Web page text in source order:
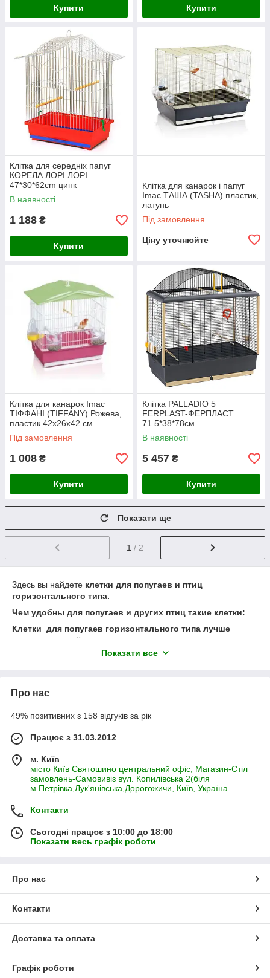
Купити Купити
Клітка для середніх папуг
КОРЕЛА ЛОРІ ЛОРІ.
47*30*62cm цинк
В наявності
1 188 ₴
Купити
Клітка для канарок і папуг
Imac ТАША (TASHA) пластик,
латунь
Під замовлення
Ціну уточнюйте
Клітка для канарок Imac
ТІФФАНІ (TIFFANY) Рожева,
пластик 42х26х42 см
Під замовлення
1 008 ₴
Купити
Клітка PALLADIO 5
FERPLAST-ФЕРПЛАСТ
71.5*38*78см
В наявності
5 457 ₴
Купити
Показати ще
1 / 2
Здесь вы найдете клетки для попугаев и птиц
горизонтального типа.
Чем удобны для попугаев и других птиц такие клетки:
Клетки для попугаев горизонтального типа лучше
других моделей клеток для птиц моделируют
природную возможность горизонтального перельота
имеюют прекрасную внешнюю спортивную форму и
Показати все
Про нас
49% позитивних з 158 відгуків за рік
Працює з 31.03.2012
м. Київ
місто Київ Святошино центральний офіс, Магазин-Стіл
замовлень-Самовивіз вул. Копилівська 2(біля
м.Петрівка,Лук'янівська,Дорогожичи, Київ, Україна
Контакти
Сьогодні працює з 10:00 до 18:00
Показати весь графік роботи
Про нас
Контакти
Доставка та оплата
Графік роботи